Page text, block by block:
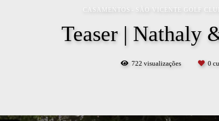
CASAMENTOS SÃO VICENTE GOLF
Teaser | Nathaly
722 visualizações 0